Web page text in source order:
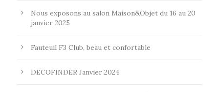
Nous exposons au salon Maison&Objet du 16 au 20
janvier 2025
Fauteuil F3 Club, beau et confortable
DECOFINDER Janvier 2024